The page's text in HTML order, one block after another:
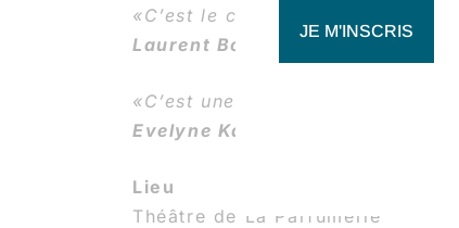
«C’est le cœur léger que le
Laurent Bourbouson, Ouvert
«C’est une perpétuelle
Evelyne Karam, VivantMag
Lieu
Théâtre de La Parfumerie
JE M'INSCRIS